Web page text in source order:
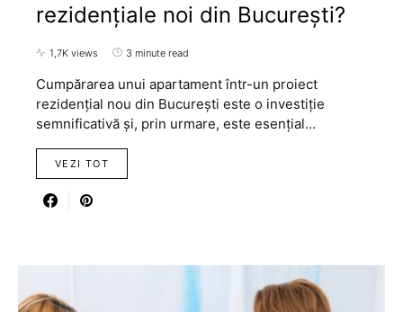
rezidențiale noi din București?
1,7K views 3 minute read
Cumpărarea unui apartament într-un proiect
rezidențial nou din București este o investiție
semnificativă și, prin urmare, este esențial…
VEZI TOT